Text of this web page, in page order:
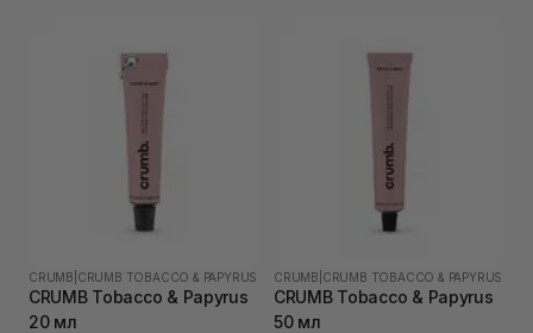
CRUMB CRUMB TOBACCO & PAPYRUS
CRUMB Tobacco & Papyrus
20 мл
CRUMB CRUMB TOBACCO & PAPYRUS
CRUMB Tobacco & Papyrus
50 мл